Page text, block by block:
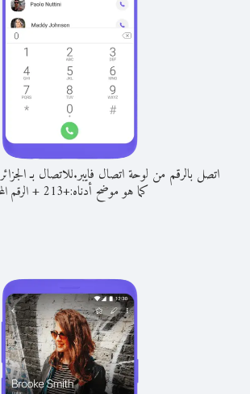
اتصل بالرقم من لوحة اتصال فايبر.للاتصال بـ
كما هو موضح أدناه:+
213
+الرقم